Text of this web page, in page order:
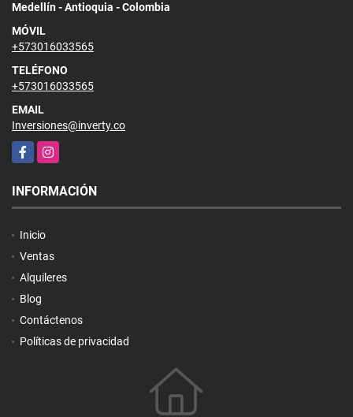
Medellín - Antioquia - Colombia
MÓVIL
+573016033565
TELÉFONO
+573016033565
EMAIL
Inversiones@inverty.co
FacebookInstagram
INFORMACIÓN
Inicio
Ventas
Alquileres
Blog
Contáctenos
Políticas de privacidad